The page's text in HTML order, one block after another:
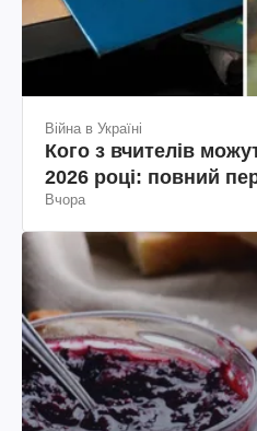
Війна в Україні
Кого з вчителів
2026 році: повний
Вчора